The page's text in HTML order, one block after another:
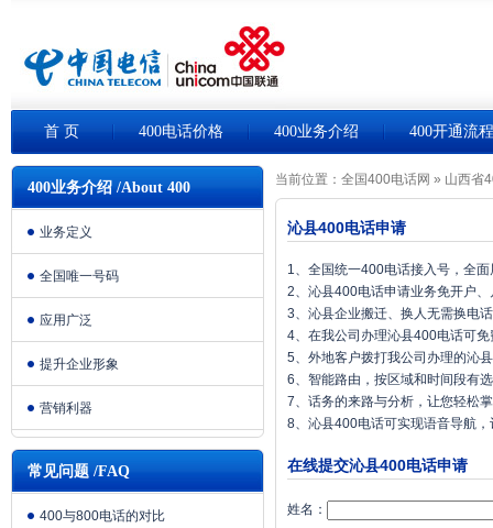
首 页 400电话价格 400业务介绍 400开通流程
400业务介绍 /About 400
业务定义
全国唯一号码
应用广泛
提升企业形象
营销利器
常见问题 /FAQ
400与800电话的对比
当前位置： 全国400电话网 » 山西省
沁县400电话申请
1、全国统一400电话接入号，全
2、沁县400电话申请业务免开户
3、沁县企业搬迁、换人无需换电
4、在我公司办理沁县400电话可
5、外地客户拨打我公司办理的沁
6、智能路由，按区域和时间段有
7、话务的来路与分析，让您轻松
8、沁县400电话可实现语音导航
在线提交沁县400电话申请
姓名：